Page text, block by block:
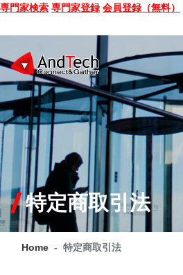
専門家検索 専門家登録 会員登録（無料）
SEMINAR
BOOK
CONSULTING
SERVICE
COMPANY
Q&A
特定商取引法
Home 特定商取引法